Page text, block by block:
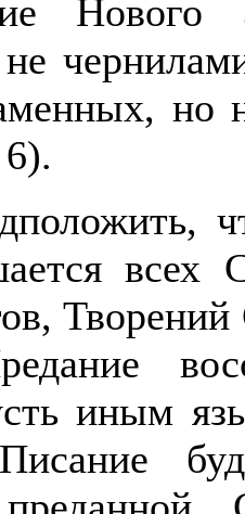
Нового
не
но
всех
иным